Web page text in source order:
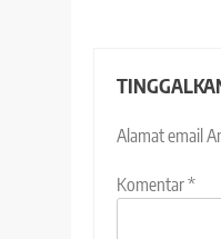
Alamat email
Komentar*